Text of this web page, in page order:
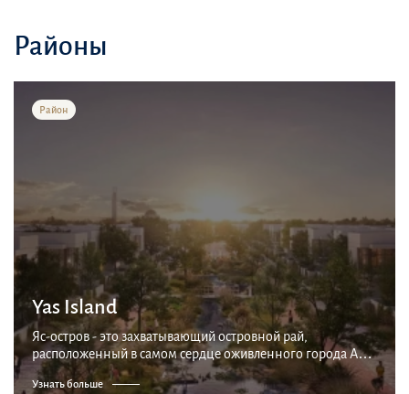
Жилой комплекс "Mayan" - это отличный выбор для тех, кто ищет
роскошный образ жизни с доступом к развлечениям мирового
класса.
Районы
Район
Yas Island
Яс-остров - это захватывающий островной рай,
расположенный в самом сердце оживленного города Абу-
Даби, ОАЭ. Его развитие началось в 2006 году с целью
создания взаимосвязанного сообщества, наполненного...
Узнать больше